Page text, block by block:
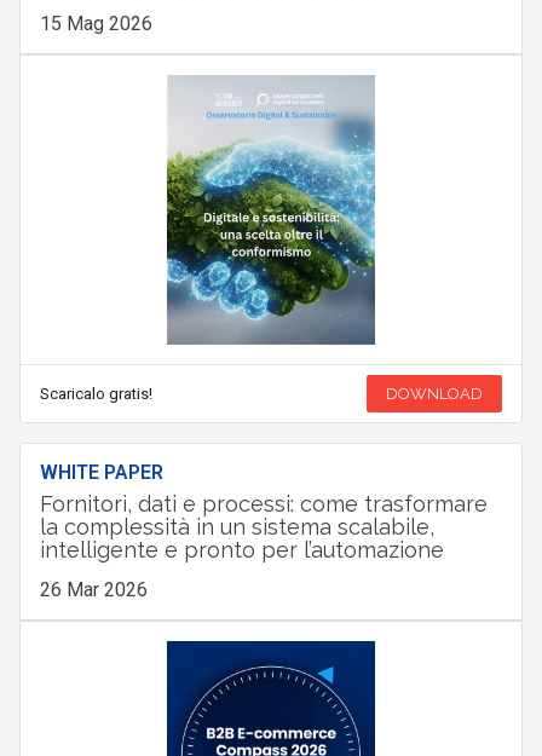
15 Mag 2026
Scaricalo gratis! DOWNLOAD
WHITE PAPER
Fornitori, dati e processi: come trasformare
la complessità in un sistema scalabile,
intelligente e pronto per l’automazione
26 Mar 2026